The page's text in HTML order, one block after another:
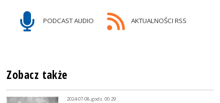
PODCAST AUDIO AKTUALNOŚCI RSS
Zobacz także
2024-07-08, godz. 00:29